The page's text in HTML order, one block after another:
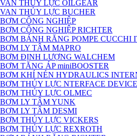
VAN THỦY LỰC OILGEAR
VAN THỦY LỰC BUCHER
BƠM CÔNG NGHIỆP
BƠM CÔNG NGHIỆP RICHTER
BƠM BÁNH RĂNG POMPE CUCCHI
BƠM LY TÂM MAPRO
BƠM ĐỊNH LƯỢNG WALCHEM
BƠM TĂNG ÁP miniBOOSTER
BƠM KHÍ NÉN HYDRAULICS
BƠM THỦY LỰC NTERFACE
BƠM THỦY LỰC OLMEC
BƠM LY TÂM YUNK
BƠM LY TÂM DESMI
BƠM THỦY LỰC VICKERS
BƠM THỦY LỰC REXROTH